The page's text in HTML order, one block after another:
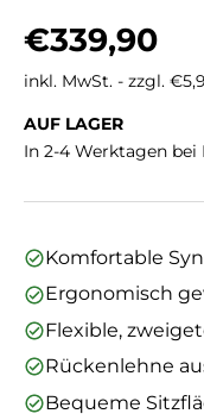
Normaler
€339,90
inkl. MwSt. - zzgl.
AUF LAGER
In 2-4 Werktagen bei
Komfortable
Ergonomisch
Flexible,
Rückenlehne
Bequeme